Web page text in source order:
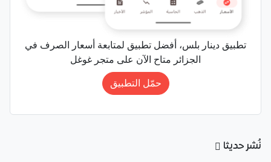
تطبيق دينار بلس، أفضل تطبيق لمتابعة أسعار الصرف في
الجزائر متاح الآن على متجر غوغل
حمّل التطبيق
نُشر حديثا